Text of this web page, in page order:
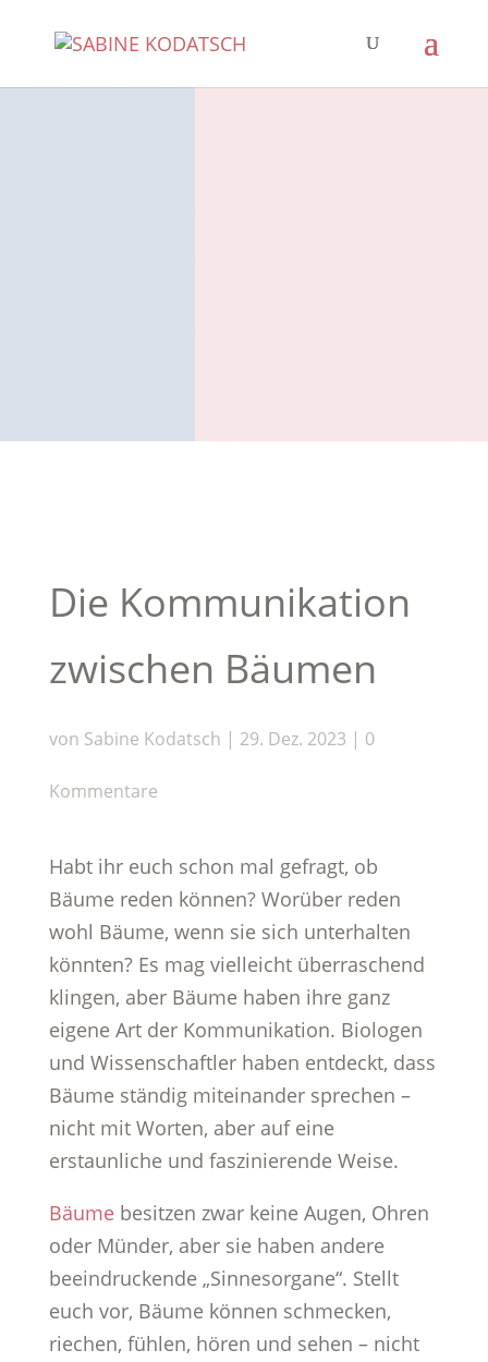
Die Kommunikation
zwischen Bäumen
von Sabine Kodatsch | 29. Dez. 2023 | 0
Kommentare
Habt ihr euch schon mal gefragt, ob
Bäume reden können? Worüber reden
wohl Bäume, wenn sie sich unterhalten
könnten? Es mag vielleicht überraschend
klingen, aber Bäume haben ihre ganz
eigene Art der Kommunikation. Biologen
und Wissenschaftler haben entdeckt, dass
Bäume ständig miteinander sprechen –
nicht mit Worten, aber auf eine
erstaunliche und faszinierende Weise.
Bäumebesitzen zwar keine Augen, Ohren
oder Münder, aber sie haben andere
beeindruckende „Sinnesorgane“. Stellt
euch vor, Bäume können schmecken,
riechen, fühlen, hören und sehen – nicht